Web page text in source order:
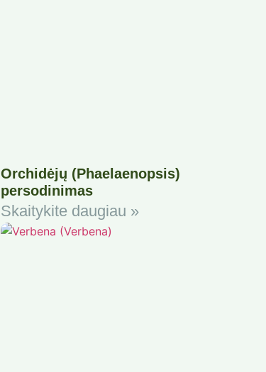
Orchidėjų (Phaelaenopsis)
persodinimas
Skaitykite daugiau »